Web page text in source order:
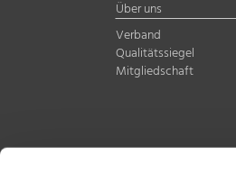
Über uns
Verband
Qualitätssiegel
Mitgliedschaft